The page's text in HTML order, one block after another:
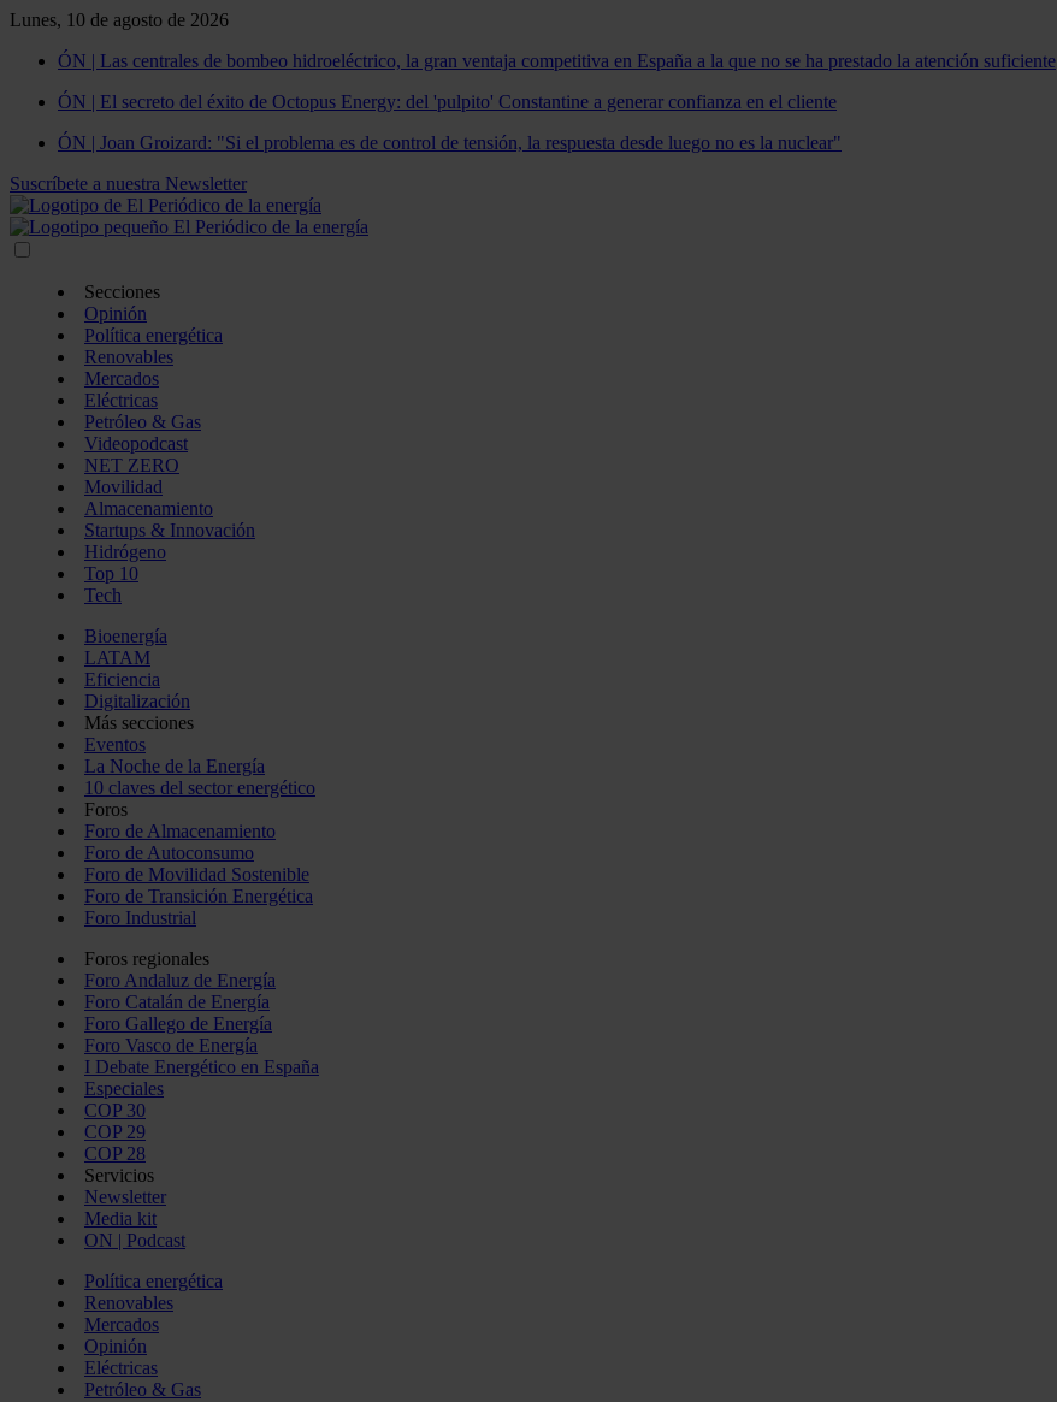
Lunes, 10 de agosto de 2026
ÓN | Las centrales de bombeo hidroeléctrico, la gran ventaja competitiva en España a la que no se ha prestado la atención suficiente
ÓN | El secreto del éxito de Octopus Energy: del 'pulpito' Constantine a generar confianza en el cliente
ÓN | Joan Groizard: "Si el problema es de control de tensión, la respuesta desde luego no es la nuclear"
Suscríbete a nuestra Newsletter
Secciones
Opinión
Política energética
Renovables
Mercados
Eléctricas
Petróleo & Gas
Videopodcast
NET ZERO
Movilidad
Almacenamiento
Startups & Innovación
Hidrógeno
Top 10
Tech
Bioenergía
LATAM
Eficiencia
Digitalización
Más secciones
Eventos
La Noche de la Energía
10 claves del sector energético
Foros
Foro de Almacenamiento
Foro de Autoconsumo
Foro de Movilidad Sostenible
Foro de Transición Energética
Foro Industrial
Foros regionales
Foro Andaluz de Energía
Foro Catalán de Energía
Foro Gallego de Energía
Foro Vasco de Energía
I Debate Energético en España
Especiales
COP 30
COP 29
COP 28
Servicios
Newsletter
Media kit
ON | Podcast
Política energética
Renovables
Mercados
Opinión
Eléctricas
Petróleo & Gas